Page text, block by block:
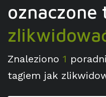
oznaczone
Znaleziono 1
tagiem jak